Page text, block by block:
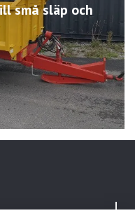
små släp och